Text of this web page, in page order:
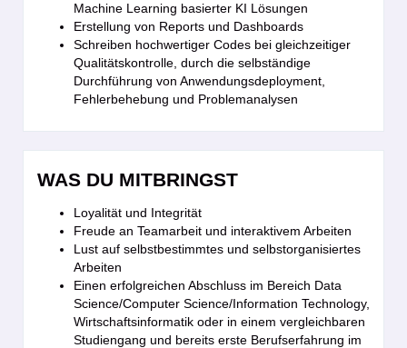
Machine Learning basierter KI Lösungen
Erstellung von Reports und Dashboards
Schreiben hochwertiger Codes bei gleichzeitiger
Qualitätskontrolle, durch die selbständige
Durchführung von Anwendungsdeployment,
Fehlerbehebung und Problemanalysen
WAS DU MITBRINGST
Loyalität und Integrität
Freude an Teamarbeit und interaktivem Arbeiten
Lust auf selbstbestimmtes und selbstorganisiertes
Arbeiten
Einen erfolgreichen Abschluss im Bereich Data
Science/Computer Science/Information Technology,
Wirtschaftsinformatik oder in einem vergleichbaren
Studiengang und bereits erste Berufserfahrung im